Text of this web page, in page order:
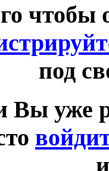
чтобы
под
Вы уже